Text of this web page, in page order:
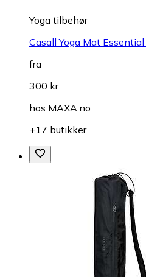
Yoga tilbehør
Casall Yoga Mat
fra
300 kr
hos MAXA.no
+17 butikker